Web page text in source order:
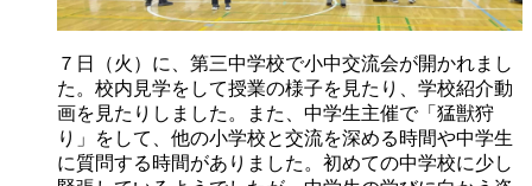
７日（火）に、第三中学校で小中交流会が開かれまし
た。校内見学をして授業の様子を見たり、学校紹介動
画を見たりしました。また、中学生主催で「猛獣狩
り」をして、他の小学校と交流を深める時間や中学生
に質問する時間がありました。初めての中学校に少し